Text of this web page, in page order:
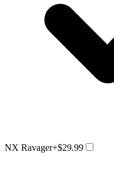
NX Ravager+$29.99